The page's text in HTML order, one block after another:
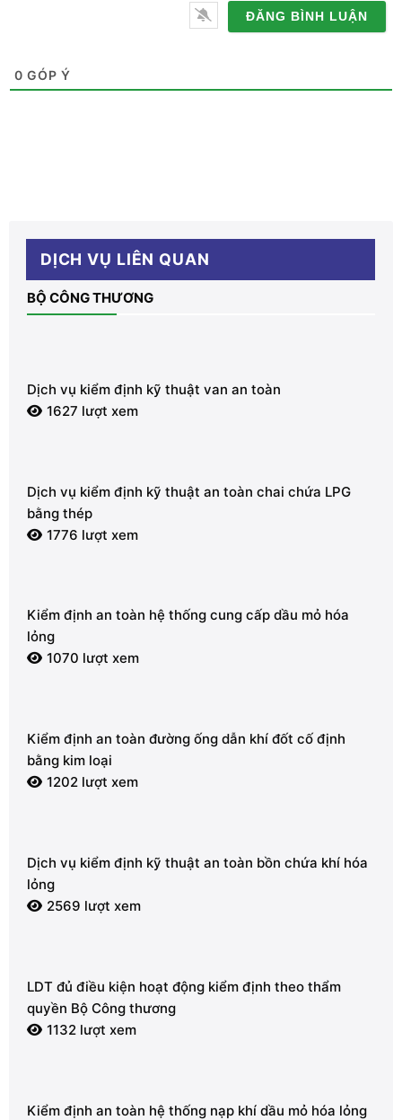
0 GÓP Ý
DỊCH VỤ LIÊN QUAN
BỘ CÔNG THƯƠNG
Dịch vụ kiểm định kỹ thuật van an toàn
1627 lượt xem
Dịch vụ kiểm định kỹ thuật an toàn chai chứa LPG
bằng thép
1776 lượt xem
Kiểm định an toàn hệ thống cung cấp dầu mỏ hóa
lỏng
1070 lượt xem
Kiểm định an toàn đường ống dẫn khí đốt cố định
bằng kim loại
1202 lượt xem
Dịch vụ kiểm định kỹ thuật an toàn bồn chứa khí hóa
lỏng
2569 lượt xem
LDT đủ điều kiện hoạt động kiểm định theo thẩm
quyền Bộ Công thương
1132 lượt xem
Kiểm định an toàn hệ thống nạp khí dầu mỏ hóa lỏng